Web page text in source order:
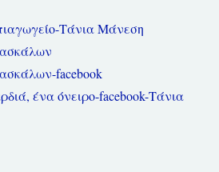
Τάνια Μάνεση
facebook
ένα όνειρο-facebook-Τάνια